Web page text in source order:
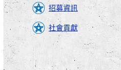
招募資訊
社會貢獻